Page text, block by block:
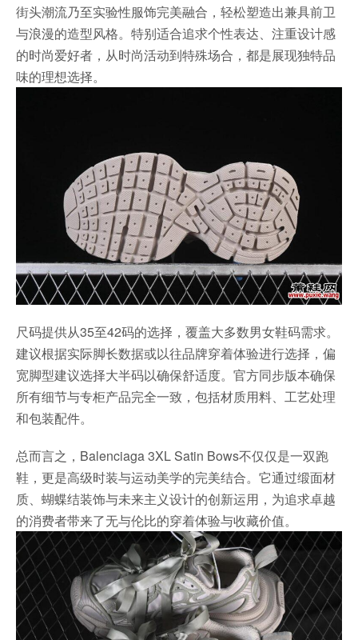
街头潮流乃至实验性服饰完美融合，轻松塑造出兼具前卫
与浪漫的造型风格。特别适合追求个性表达、注重设计感
的时尚爱好者，从时尚活动到特殊场合，都是展现独特品
味的理想选择。
尺码提供从35至42码的选择，覆盖大多数男女鞋码需求。
建议根据实际脚长数据或以往品牌穿着体验进行选择，偏
宽脚型建议选择大半码以确保舒适度。官方同步版本确保
所有细节与专柜产品完全一致，包括材质用料、工艺处理
和包装配件。
总而言之，Balenciaga 3XL Satin Bows不仅仅是一双跑
鞋，更是高级时装与运动美学的完美结合。它通过缎面材
质、蝴蝶结装饰与未来主义设计的创新运用，为追求卓越
的消费者带来了无与伦比的穿着体验与收藏价值。